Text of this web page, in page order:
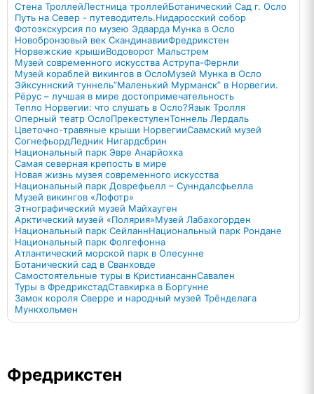
Стена ТроллейЛестница троллейБотанический Сад г. Осло
Путь на Север - путеводитель.Нидаросский собор
Фотоэкскурсия по музею Эдварда Мунка в Осло
Новобронзовый век СкандинавииФредрикстен
Норвежские крышиВодоворот Мальстрем
Музей современного искусства Аструпа-Фернли
Музей кораблей викингов в ОслоМузей Мунка в Осло
Эйксуннский туннель”Маленький Мурманск” в Норвегии.
Рёрус – лучшая в мире достопримечательность
Тепло Норвегии: что слушать в Осло?Язык Тролля
Оперный театр ОслоПрекестуленТоннель Лердаль
Цветочно-травяные крыши НорвегииСаамский музей
СогнефьордЛедник Нигардсбрин
Национальный парк Эвре Анарйохка
Самая северная крепость в мире
Новая жизнь музея современного искусства
Национальный парк Доврефьелл – Сунндалсфьелла
Музей викингов «Лофотр»
Этнографический музей Майхауген
Арктический музей «Полярия»Музей Лабахогорден
Национальный парк СейланнНациональный парк Рондане
Национальный парк Фолгефонна
Атлантический морской парк в Олесунне
Ботанический сад в Сванховде
Самостоятельные туры в КристиансаннСавален
Туры в ФредрикстадСтавкирка в Боргунне
Замок короля Сверре и народный музей Трёнделага
Мункхольмен
Фредрикстен